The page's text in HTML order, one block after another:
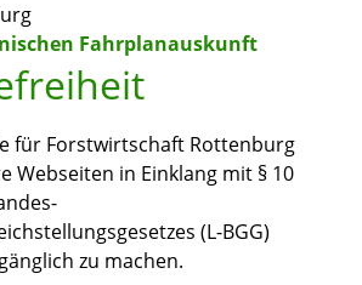
Fahrplanauskunft
für Forstwirtschaft Rottenburg
Webseiten in Einklang mit § 10
(L-BGG)
zu machen.